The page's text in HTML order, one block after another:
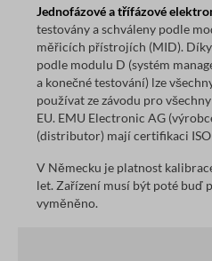
Jednofázové a třífázové
testovány a schváleny podle
měřicích přístrojích (MID).
podle modulu D (systém
a konečné testování) lze
používat ze závodu pro
EU. EMU Electronic AG
(distributor) mají certifikaci
V Německu je platnost
let. Zařízení musí být poté buď
vyměněno.